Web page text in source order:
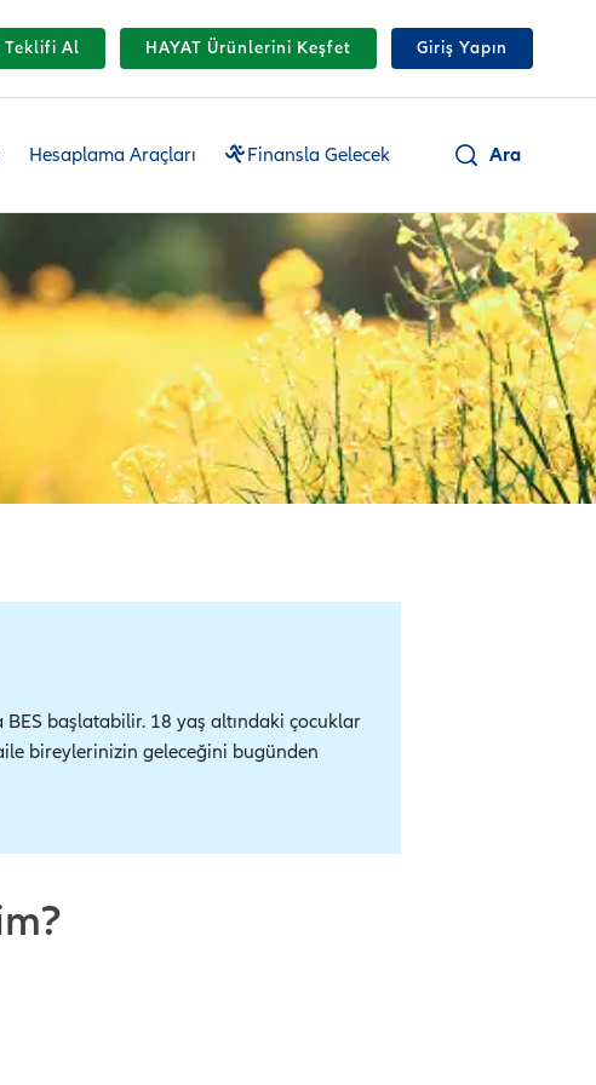
Teklifi Al HAYAT Ürünlerini Keşfet Giriş Yapın
Hesaplama Araçları Finansla Gelecek Ara
BES başlatabilir. 18 yaş altındaki çocuklar
bireylerinizin geleceğini bugünden